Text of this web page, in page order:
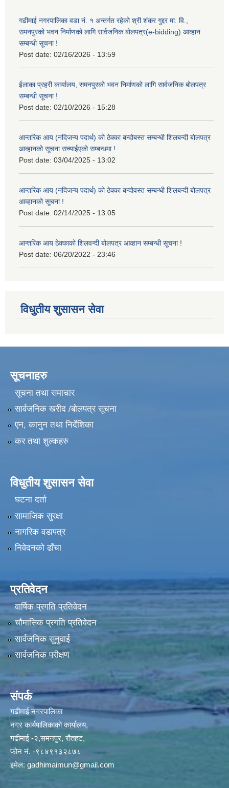
गढीमाई नगरपालिका वडा नं. १ अन्तर्गत रहेको श्री शंकर गुद्दर मा. वि.,
समनपुरको भवन निर्माणको लागि सार्वजनिक बोलपत्र(e-bidding) आव्हान
सम्बन्धी सूचना !
Post date: 02/16/2026 - 13:59
ईलाका प्रहरी कार्यालय, समनपुरको भवन निर्माणको लागि सार्वजनिक बोलपत्र
सम्बन्धी सूचना !
Post date: 02/10/2026 - 15:28
आन्तरिक आय (नदिजन्य पदार्थ) को ठेक्का बन्दोबस्त सम्बन्धी शिलबन्दी बोलपत्र
आव्हानको सूचना सच्याईएको सम्बन्धमा !
Post date: 03/04/2025 - 13:02
आन्तरिक आय (नदिजन्य पदार्थ) को ठेक्का बन्दोवस्त सम्बन्धी शिलबन्दी बोलपत्र
आव्हानको सूचना !
Post date: 02/14/2025 - 13:05
आन्तरिक आय ठेक्काको शिलवन्दी बोलपत्र आव्हान सम्बन्धी सूचना !
Post date: 06/20/2022 - 23:46
विधुतीय शुसासन सेवा
सूचनाहरु
सूचना तथा समाचार
सार्वजनिक खरीद /बोलपत्र सूचना
एन, कानुन तथा निर्देशिका
कर तथा शुल्कहरु
विधुतीय शुसासन सेवा
घटना दर्ता
सामाजिक सुरक्षा
नागरिक वडापत्र
निवेदनको ढाँचा
प्रतिवेदन
वार्षिक प्रगति प्रतिवेदन
चौमासिक प्रगति प्रतिवेदन
सार्वजनिक सुनुवाई
सार्वजनिक परीक्षण
संपर्क
गढीमाई नगरपालिका
नगर कार्यपालिकाको कार्यालय,
गढीमाई -२,समनपुर, रौतहट,
फोन नं. -९८४९१३२८७८
इमेल: gadhimaimun@gmail.com